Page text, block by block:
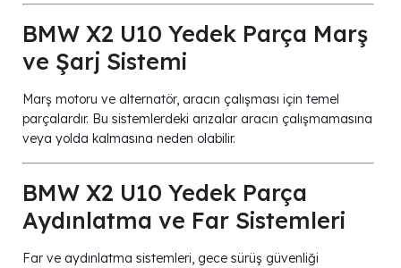
BMW X2 U10 Yedek Parça Marş
ve Şarj Sistemi
Marş motoru ve alternatör, aracın çalışması için temel
parçalardır. Bu sistemlerdeki arızalar aracın çalışmamasına
veya yolda kalmasına neden olabilir.
BMW X2 U10 Yedek Parça
Aydınlatma ve Far Sistemleri
Far ve aydınlatma sistemleri, gece sürüş güvenliği